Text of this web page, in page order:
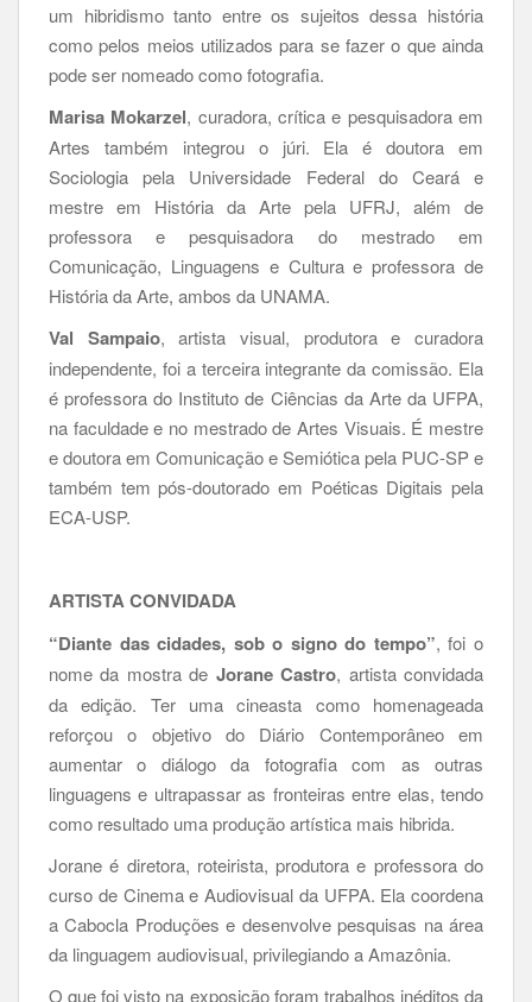
um hibridismo tanto entre os sujeitos dessa história
como pelos meios utilizados para se fazer o que ainda
pode ser nomeado como fotografia.
Marisa Mokarzel, curadora, crítica e pesquisadora em
Artes também integrou o júri. Ela é doutora em
Sociologia pela Universidade Federal do Ceará e
mestre em História da Arte pela UFRJ, além de
professora e pesquisadora do mestrado em
Comunicação, Linguagens e Cultura e professora de
História da Arte, ambos da UNAMA.
Val Sampaio, artista visual, produtora e curadora
independente, foi a terceira integrante da comissão. Ela
é professora do Instituto de Ciências da Arte da UFPA,
na faculdade e no mestrado de Artes Visuais. É mestre
e doutora em Comunicação e Semiótica pela PUC-SP e
também tem pós-doutorado em Poéticas Digitais pela
ECA-USP.
ARTISTA CONVIDADA
“Diante das cidades, sob o signo do tempo”, foi o
nome da mostra de Jorane Castro, artista convidada
da edição. Ter uma cineasta como homenageada
reforçou o objetivo do Diário Contemporâneo em
aumentar o diálogo da fotografia com as outras
linguagens e ultrapassar as fronteiras entre elas, tendo
como resultado uma produção artística mais hibrida.
Jorane é diretora, roteirista, produtora e professora do
curso de Cinema e Audiovisual da UFPA. Ela coordena
a Cabocla Produções e desenvolve pesquisas na área
da linguagem audiovisual, privilegiando a Amazônia.
O que foi visto na exposição foram trabalhos inéditos da